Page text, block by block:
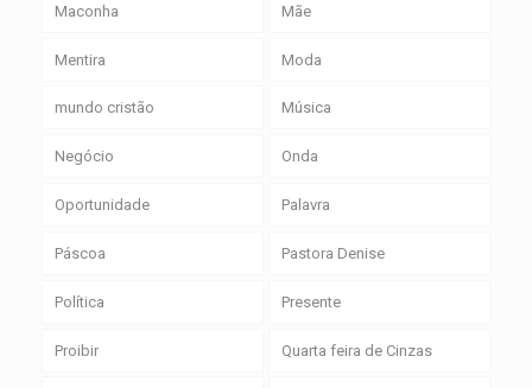
Maconha Mãe
Mentira Moda
mundo cristão Música
Negócio Onda
Oportunidade Palavra
Páscoa Pastora Denise
Política Presente
Proibir Quarta feira de Cinzas